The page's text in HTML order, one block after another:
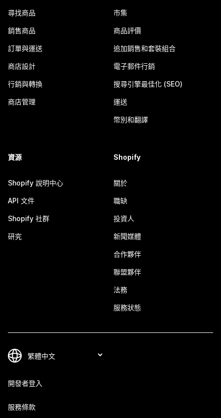
尋找商品
銷售商品
訂單與運送
商店設計
行銷與轉換
商店管理
市集
商品評價
追加銷售和套裝組合
電子郵件行銷
搜尋引擎最佳化 (SEO)
運送
幣別和翻譯
資源
Shopify 說明中心
API 文件
Shopify 社群
研究
Shopify
關於
職缺
投資人
新聞媒體
合作夥伴
聯盟夥伴
法務
服務狀態
開發者登入
服務條款